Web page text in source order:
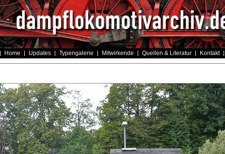
Home Updates Typengalerie Mitwirkende Quellen & Literatur Kontakt